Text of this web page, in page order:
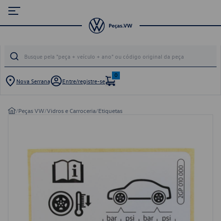
Nova Serrana Entre/registre-se
0
/Peças VW/Vidros e Carroceria/Etiquetas